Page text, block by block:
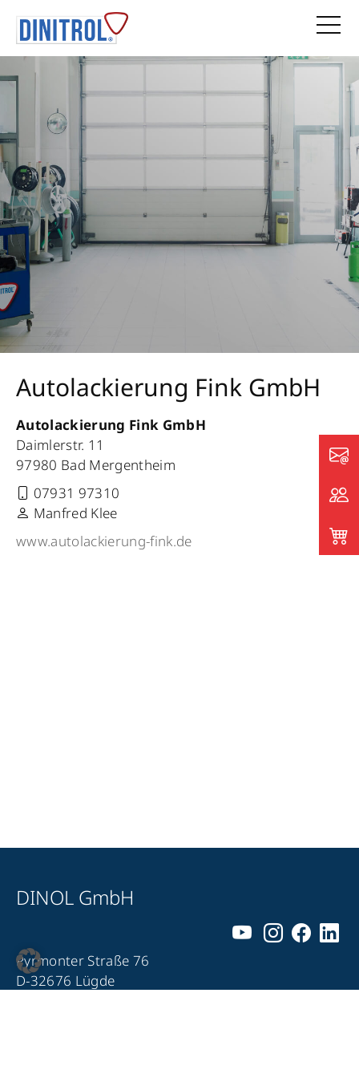
Autolackierung Fink GmbH
Autolackierung Fink GmbH
Daimlerstr. 11
97980 Bad Mergentheim
07931 97310
Manfred Klee
www.autolackierung-fink.de
DINOL GmbH
Pyrmonter Straße 76
D-32676 Lügde